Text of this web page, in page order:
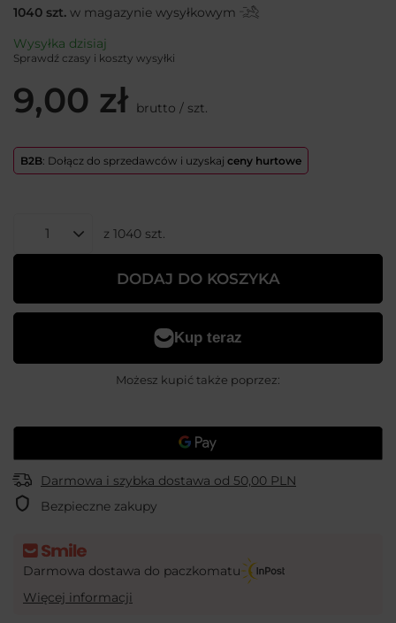
1040 szt. w magazynie wysyłkowym
Wysyłka dzisiaj
Sprawdź czasy i koszty wysyłki
9,00 zł brutto / szt.
B2B: Dołącz do sprzedawców i uzyskaj ceny hurtowe
z 1040 szt.
DODAJ DO KOSZYKA
Możesz kupić także poprzez:
Darmowa i szybka dostawa od 50,00 PLN
Bezpieczne zakupy
Darmowa dostawa do paczkomatu
Więcej informacji